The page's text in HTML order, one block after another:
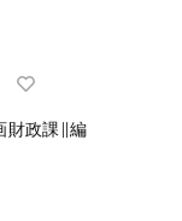
財政課∥編